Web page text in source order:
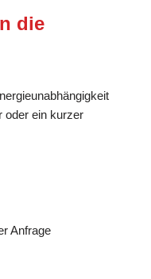
die
oder ein kurzer
Anfrage